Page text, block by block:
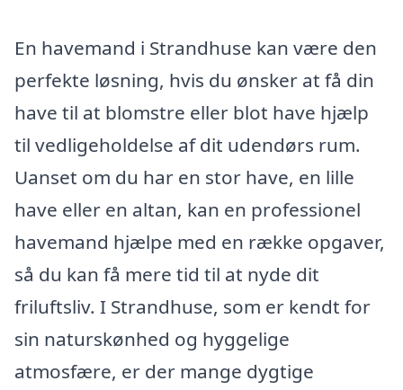
En havemand i Strandhuse kan være den
perfekte løsning, hvis du ønsker at få din
have til at blomstre eller blot have hjælp
til vedligeholdelse af dit udendørs rum.
Uanset om du har en stor have, en lille
have eller en altan, kan en professionel
havemand hjælpe med en række opgaver,
så du kan få mere tid til at nyde dit
friluftsliv. I Strandhuse, som er kendt for
sin naturskønhed og hyggelige
atmosfære, er der mange dygtige